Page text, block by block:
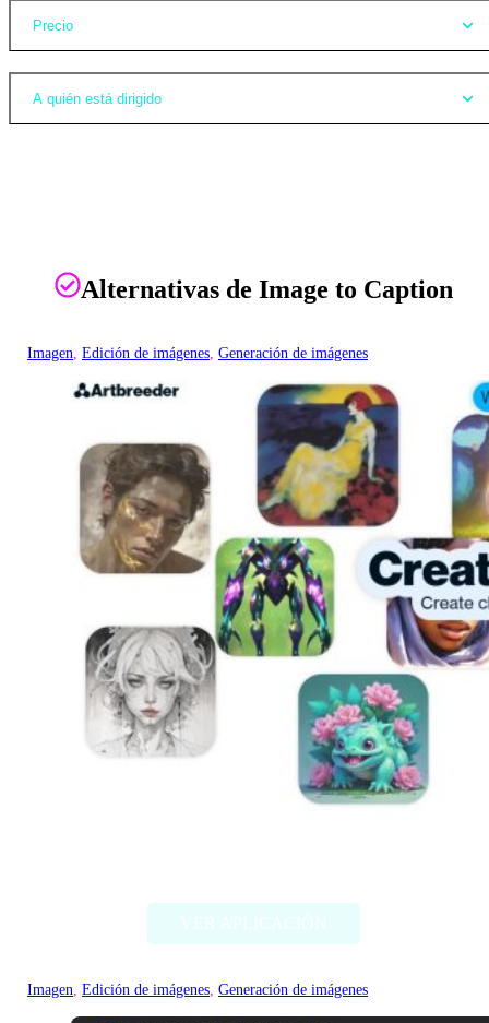
Precio
A quién está dirigido
Alternativas de Image to Caption
Imagen, Edición de imágenes, Generación de imágenes
Imagen, Edición de imágenes, Generación de imágenes